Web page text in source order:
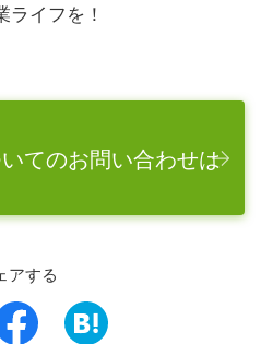
イフを！
てのお問い合わせは
アする